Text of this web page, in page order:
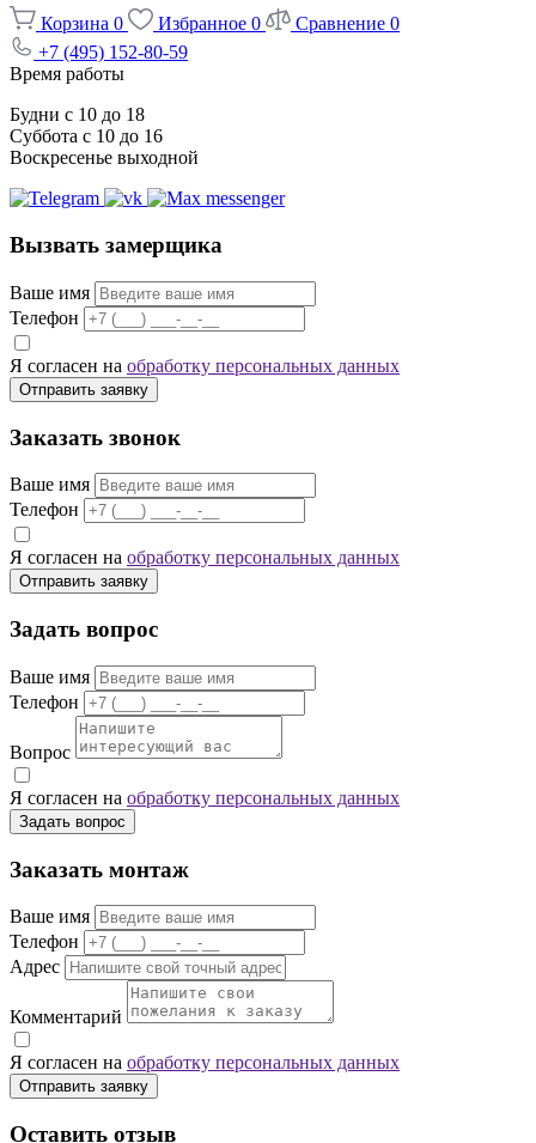
Корзина 0 Избранное 0 Сравнение 0
+7 (495) 152-80-59
Время работы
Будни с 10 до 18
Суббота с 10 до 16
Воскресенье выходной
Вызвать замерщика
Ваше имя
Телефон
Я согласен на обработку персональных данных
Отправить заявку
Заказать звонок
Ваше имя
Телефон
Я согласен на обработку персональных данных
Отправить заявку
Задать вопрос
Ваше имя
Телефон
Вопрос
Я согласен на обработку персональных данных
Задать вопрос
Заказать монтаж
Ваше имя
Телефон
Адрес
Комментарий
Я согласен на обработку персональных данных
Отправить заявку
Оставить отзыв